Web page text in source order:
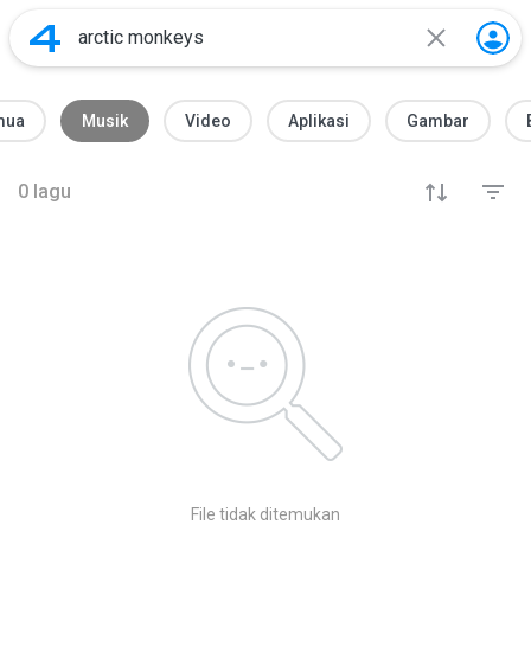
Musik Video Aplikasi Gambar
0 lagu
File tidak ditemukan